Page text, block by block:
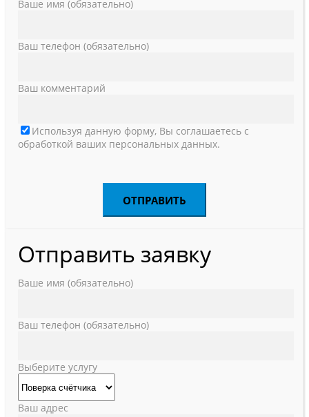
Ваше имя (обязательно)
Ваш телефон (обязательно)
Ваш комментарий
Используя данную форму, Вы соглашаетесь с
обработкой ваших персональных данных.
Отправить заявку
Ваше имя (обязательно)
Ваш телефон (обязательно)
Выберите услугу
Ваш адрес